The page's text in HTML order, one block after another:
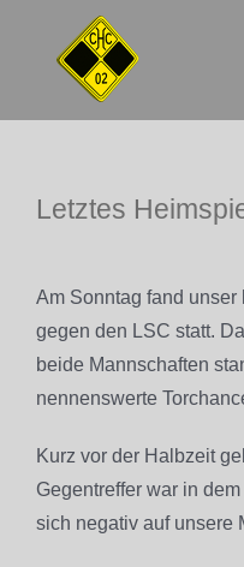
springen
Letztes
grösseres
Bild
Am Sonntag fand
gegen den LSC statt.
beide Mannschaften
nennenswerte
Kurz vor der Halbzeit
Gegentreffer war in
sich negativ auf unsere